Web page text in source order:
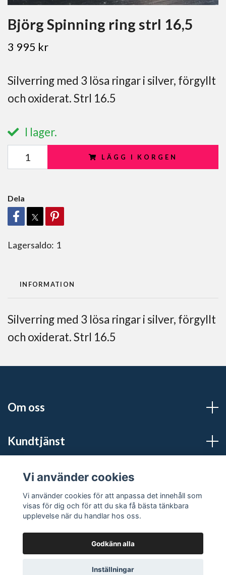
Björg Spinning ring strl 16,5
3 995 kr
Silverring med 3 lösa ringar i silver, förgyllt
och oxiderat. Strl 16.5
I lager.
LÄGG I KORGEN
Dela
Lagersaldo: 1
INFORMATION
Silverring med 3 lösa ringar i silver, förgyllt
och oxiderat. Strl 16.5
Om oss
Kundtjänst
Sociala medier
© 2026 S:t Pers GuldPowered by Quickbutik
Vi använder cookies
Vi använder cookies för att anpassa det innehåll som
visas för dig och för att du ska få bästa tänkbara
upplevelse när du handlar hos oss.
Godkänn alla
Inställningar